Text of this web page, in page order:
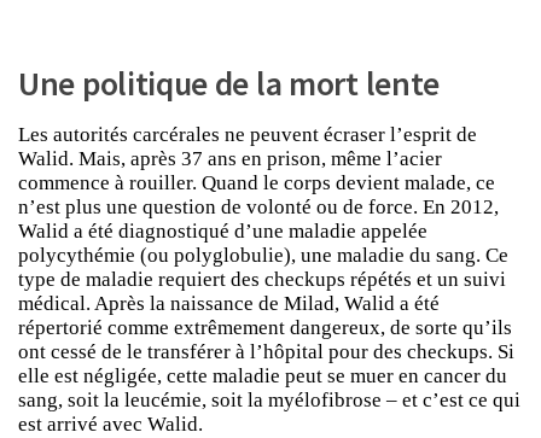
Une politique de la mort lente
Les autorités carcérales ne peuvent écraser l’esprit de
Walid. Mais, après 37 ans en prison, même l’acier
commence à rouiller. Quand le corps devient malade, ce
n’est plus une question de volonté ou de force. En 2012,
Walid a été diagnostiqué d’une maladie appelée
polycythémie (ou polyglobulie), une maladie du sang. Ce
type de maladie requiert des checkups répétés et un suivi
médical. Après la naissance de Milad, Walid a été
répertorié comme extrêmement dangereux, de sorte qu’ils
ont cessé de le transférer à l’hôpital pour des checkups. Si
elle est négligée, cette maladie peut se muer en cancer du
sang, soit la leucémie, soit la myélofibrose – et c’est ce qui
est arrivé avec Walid.